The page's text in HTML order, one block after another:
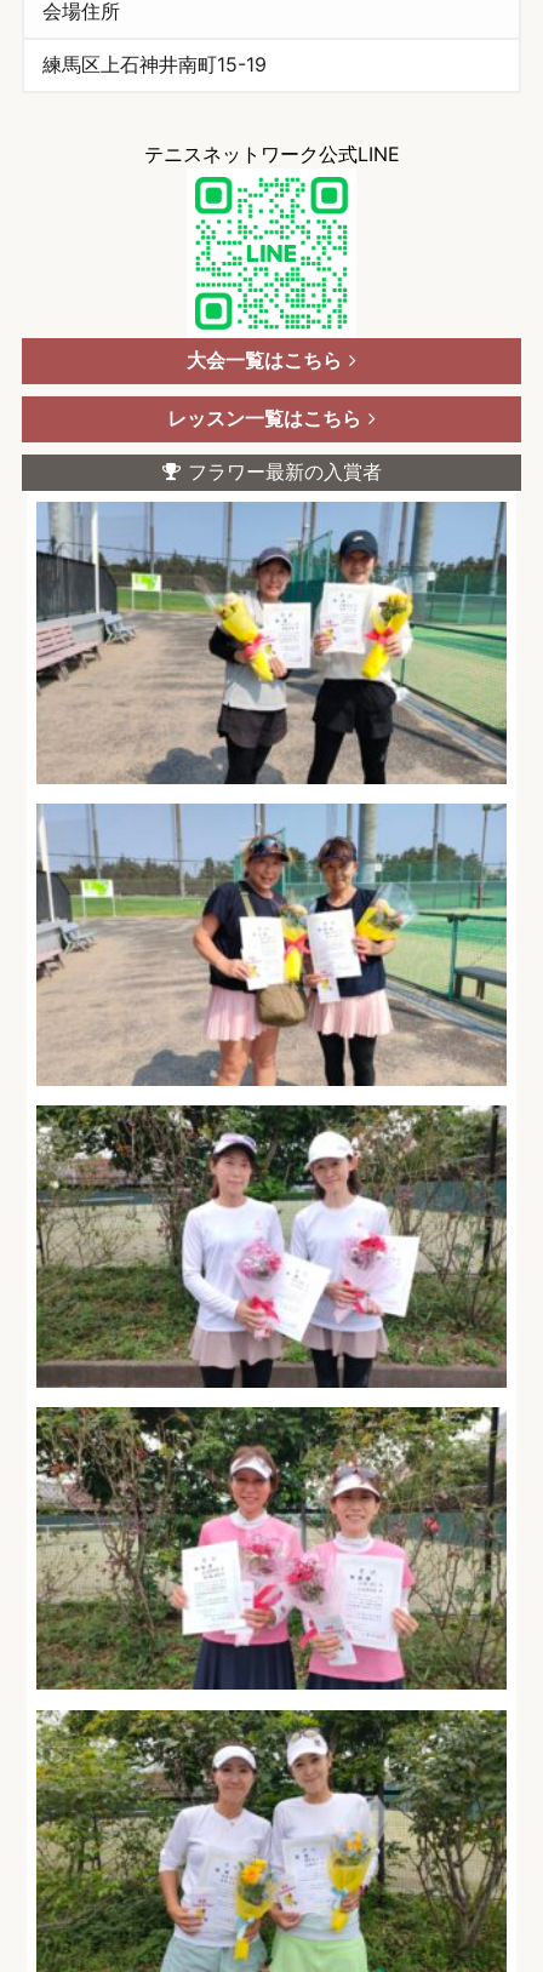
会場住所
練馬区上石神井南町15-19
テニスネットワーク公式LINE
大会一覧はこちら
レッスン一覧はこちら
フラワー最新の入賞者